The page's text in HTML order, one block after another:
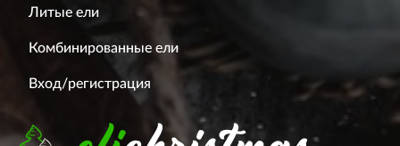
Литые ели
Комбинированные ели
Вход/регистрация